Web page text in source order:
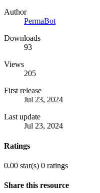
Author
PermaBot
Downloads
93
Views
205
First release
Jul 23, 2024
Last update
Jul 23, 2024
Ratings
0.00 star(s) 0 ratings
Share this resource